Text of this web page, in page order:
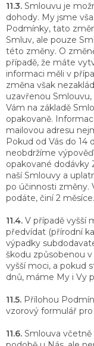
11.3. Smlouvu je
dohody. My jsme
Podmínky, tato
Smluv, ale pouze
této změny. O
případě, že máte
informaci měli v
změna však
uzavřenou
Vám na základě
opakovaně.
mailovou adresu
Pokud od Vás do 14
neobdržíme
opakované dodávky
naší Smlouvy a
po účinnosti změny.
podáte, činí 2 měsíce.
11.4. V případě vyšší
předvídat (přírodní
výpadky
škodu způsobenou
vyšší moci, a pokud
dnů, máme My i Vy
11.5. Přílohou
vzorový formulář
11.6. Smlouva